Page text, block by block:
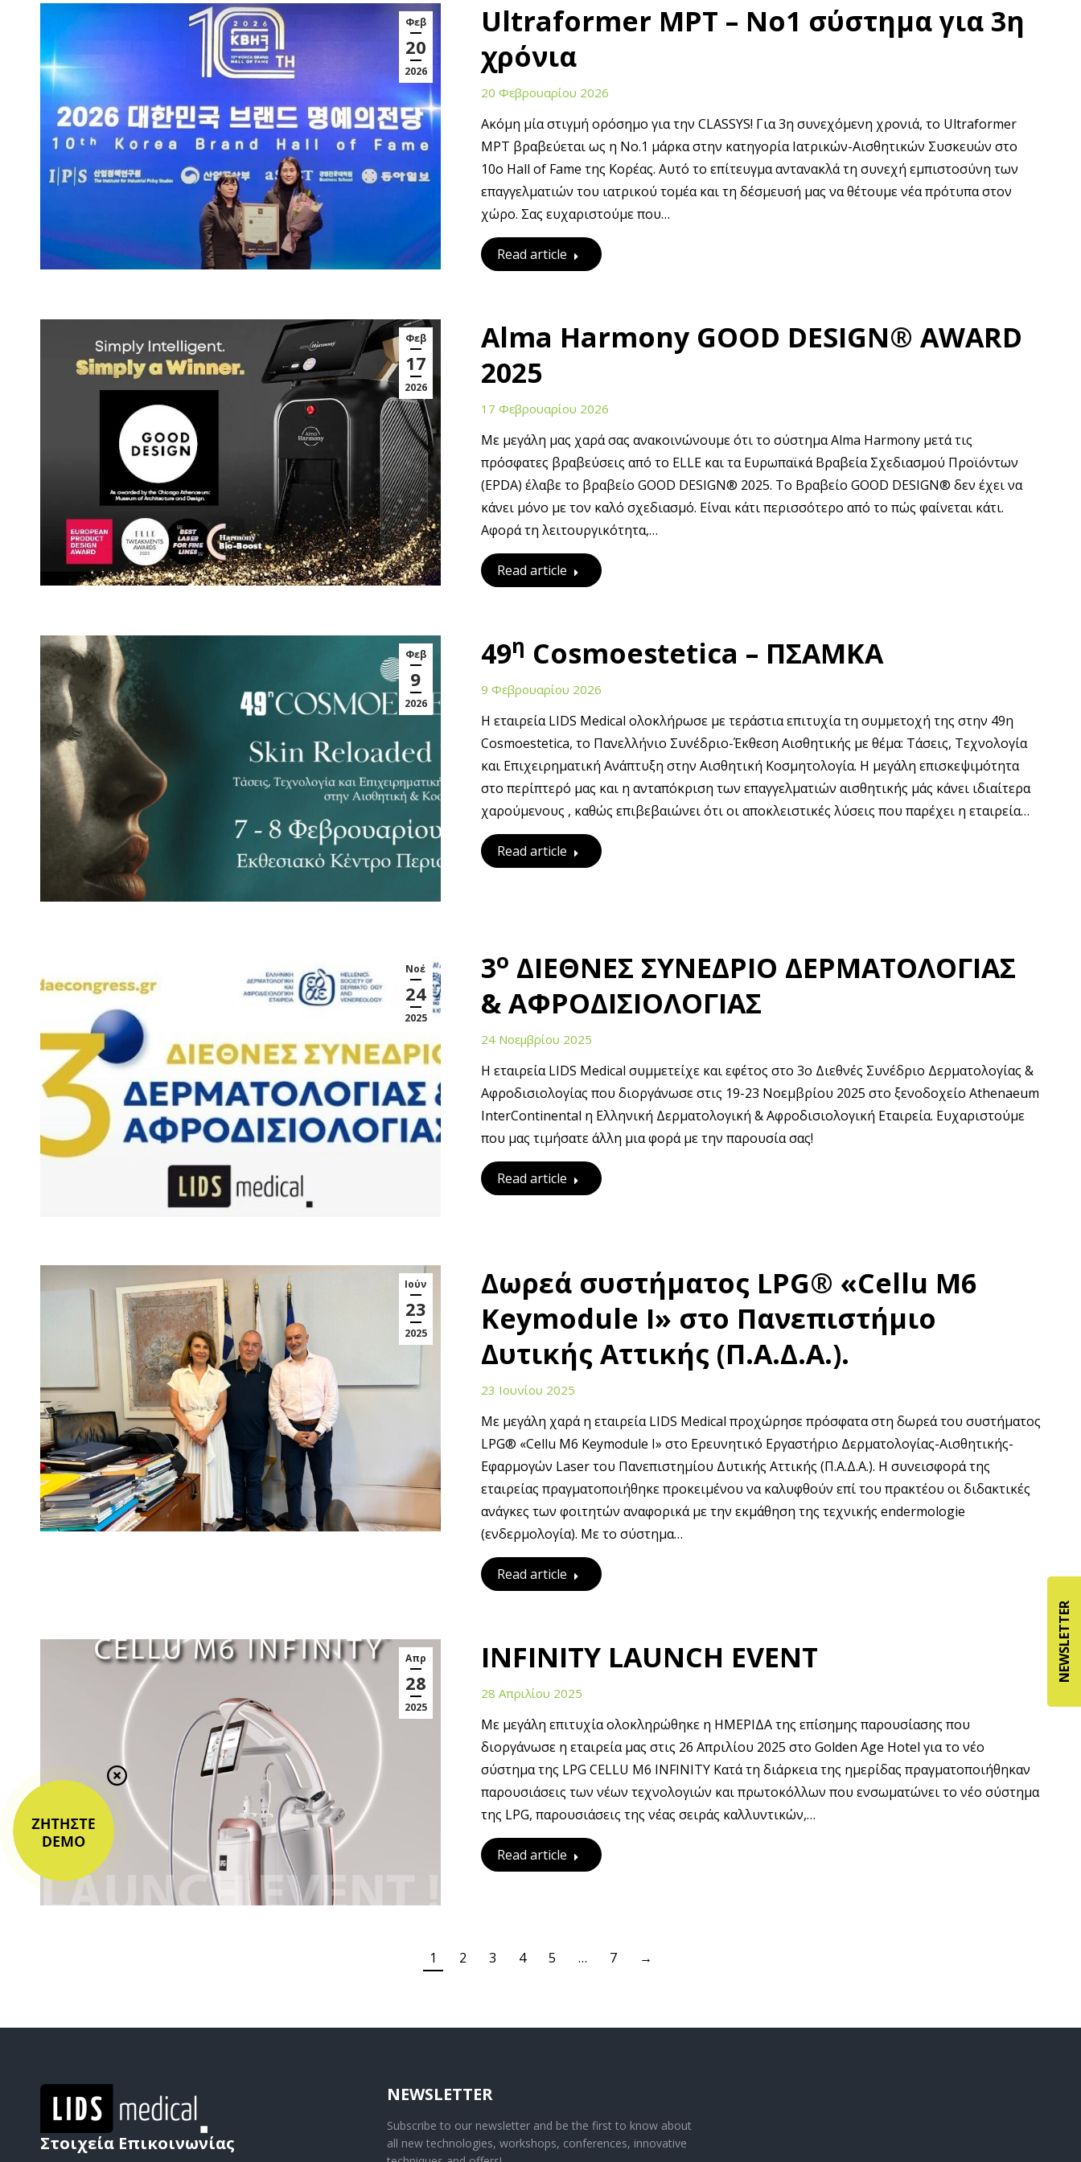
Φεβ
20
2026
Ultraformer MPT – Νο1 σύστημα για 3η
χρόνια
20 Φεβρουαρίου 2026
Ακόμη μία στιγμή ορόσημο για την CLASSYS! Για 3η συνεχόμενη χρονιά, το Ultraformer
MPT βραβεύεται ως η Νο.1 μάρκα στην κατηγορία Ιατρικών-Αισθητικών Συσκευών στο
10ο Hall of Fame της Κορέας. Αυτό το επίτευγμα αντανακλά τη συνεχή εμπιστοσύνη των
επαγγελματιών του ιατρικού τομέα και τη δέσμευσή μας να θέτουμε νέα πρότυπα στον
χώρο. Σας ευχαριστούμε που…
Read article
Φεβ
17
2026
Alma Harmony GOOD DESIGN® AWARD
2025
17 Φεβρουαρίου 2026
Με μεγάλη μας χαρά σας ανακοινώνουμε ότι το σύστημα Alma Harmony μετά τις
πρόσφατες βραβεύσεις από το ELLE και τα Ευρωπαϊκά Βραβεία Σχεδιασμού Προϊόντων
(EPDA) έλαβε το βραβείο GOOD DESIGN® 2025. Το Βραβείο GOOD DESIGN® δεν έχει να
κάνει μόνο με τον καλό σχεδιασμό. Είναι κάτι περισσότερο από το πώς φαίνεται κάτι.
Αφορά τη λειτουργικότητα,…
Read article
Φεβ
9
2026
49η Cosmoestetica – ΠΣΑΜΚΑ
9 Φεβρουαρίου 2026
Η εταιρεία LIDS Medical ολοκλήρωσε με τεράστια επιτυχία τη συμμετοχή της στην 49η
Cosmoestetica, το Πανελλήνιο Συνέδριο-Έκθεση Αισθητικής με θέμα: Τάσεις, Τεχνολογία
και Επιχειρηματική Ανάπτυξη στην Αισθητική Κοσμητολογία. Η μεγάλη επισκεψιμότητα
στο περίπτερό μας και η ανταπόκριση των επαγγελματιών αισθητικής μάς κάνει ιδιαίτερα
χαρούμενους , καθώς επιβεβαιώνει ότι οι αποκλειστικές λύσεις που παρέχει η εταιρεία…
Read article
Νοέ
24
2025
3ο ΔΙΕΘΝΕΣ ΣΥΝΕΔΡΙΟ ΔΕΡΜΑΤΟΛΟΓΙΑΣ
& ΑΦΡΟΔΙΣΙΟΛΟΓΙΑΣ
24 Νοεμβρίου 2025
Η εταιρεία LIDS Medical συμμετείχε και εφέτος στο 3ο Διεθνές Συνέδριο Δερματολογίας &
Αφροδισιολογίας που διοργάνωσε στις 19-23 Νοεμβρίου 2025 στο ξενοδοχείο Athenaeum
InterContinental η Ελληνική Δερματολογική & Αφροδισιολογική Εταιρεία. Ευχαριστούμε
που μας τιμήσατε άλλη μια φορά με την παρουσία σας!
Read article
Ιούν
23
2025
Δωρεά συστήματος LPG® «Cellu M6
Keymodule I» στο Πανεπιστήμιο
Δυτικής Αττικής (Π.Α.Δ.Α.).
23 Ιουνίου 2025
Με μεγάλη χαρά η εταιρεία LIDS Medical προχώρησε πρόσφατα στη δωρεά του συστήματος
LPG® «Cellu M6 Keymodule I» στο Ερευνητικό Εργαστήριο Δερματολογίας-Αισθητικής-
Εφαρμογών Laser του Πανεπιστημίου Δυτικής Αττικής (Π.Α.Δ.Α.). Η συνεισφορά της
εταιρείας πραγματοποιήθηκε προκειμένου να καλυφθούν επί του πρακτέου οι διδακτικές
ανάγκες των φοιτητών αναφορικά με την εκμάθηση της τεχνικής endermologie
(ενδερμολογία). Με το σύστημα…
Read article
Απρ
28
2025
INFINITY LAUNCH EVENT
28 Απριλίου 2025
Με μεγάλη επιτυχία ολοκληρώθηκε η ΗΜΕΡΙΔΑ της επίσημης παρουσίασης που
διοργάνωσε η εταιρεία μας στις 26 Απριλίου 2025 στο Golden Age Hotel για το νέο
σύστημα της LPG CELLU M6 INFINITY Κατά τη διάρκεια της ημερίδας πραγματοποιήθηκαν
παρουσιάσεις των νέων τεχνολογιών και πρωτοκόλλων που ενσωματώνει το νέο σύστημα
της LPG, παρουσιάσεις της νέας σειράς καλλυντικών,…
Read article
1 2 3 4 5 … 7 →
Στοιχεία Επικοινωνίας
NEWSLETTER
Subscribe to our newsletter and be the first to know about
all new technologies, workshops, conferences, innovative
NEWSLETTER